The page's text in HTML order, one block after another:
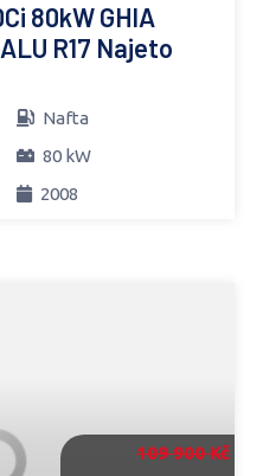
80kW GHIA
R17 Najeto
Nafta
80 kW
2008
109 900 Kč